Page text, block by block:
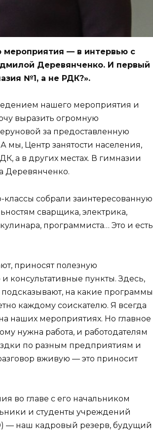
мероприятия — в интервью с
Деревянченко. И первый
№1, а не РДК?».
нашего мероприятия и
выразить огромную
за предоставленную
Центр занятости населения,
а в других местах. В гимназии
Деревянченко.
собрали заинтересованную
сварщика, электрика,
программиста… Это и есть
приносят полезную
консультативные пункты. Здесь,
на какие программы
каждому соискателю. Я всегда
наших мероприятиях. Но главное
нужна работа, и работодателям
по разным предприятиям и
вживую — это приносит
во главе с его начальником
и студенты учреждений
— наш кадровый резерв, будущий